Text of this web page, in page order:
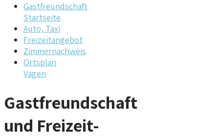
Gastfreundschaft
Startseite
Auto, Taxi
Freizeitangebot
Zimmernachweis
Ortsplan
Vagen
Gastfreundschaft
und Freizeit-